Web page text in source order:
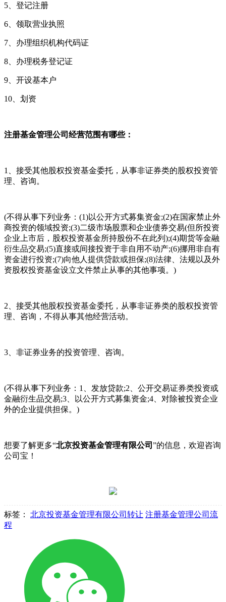
5、登记注册
6、领取营业执照
7、办理组织机构代码证
8、办理税务登记证
9、开设基本户
10、划资
注册基金管理公司经营范围有哪些：
1、接受其他股权投资基金委托，从事非证券类的股权投资管
理、咨询。
(不得从事下列业务：(1)以公开方式募集资金;(2)在国家禁止外
商投资的领域投资;(3)二级市场股票和企业债券交易(但所投资
企业上市后，股权投资基金所持股份不在此列);(4)期货等金融
衍生品交易;(5)直接或间接投资于非自用不动产;(6)挪用非自有
资金进行投资;(7)向他人提供贷款或担保;(8)法律、法规以及外
资股权投资基金设立文件禁止从事的其他事项。)
2、接受其他股权投资基金委托，从事非证券类的股权投资管
理、咨询，不得从事其他经营活动。
3、非证券业务的投资管理、咨询。
(不得从事下列业务：1、发放贷款;2、公开交易证券类投资或
金融衍生品交易;3、以公开方式募集资金;4、对除被投资企业
外的企业提供担保。)
想要了解更多“北京投资基金管理有限公司 ”的信息，欢迎咨询
公司宝！
标签： 北京投资基金管理有限公司转让 注册基金管理公司流
程